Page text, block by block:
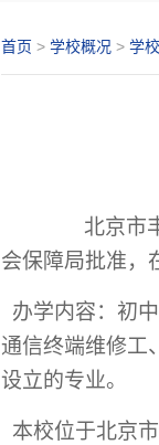
首页 > 学校概况 > 学
北京市
会保障局批准，
办学内容：初中
通信终端维修工、
设立的专业。
本校位于北京